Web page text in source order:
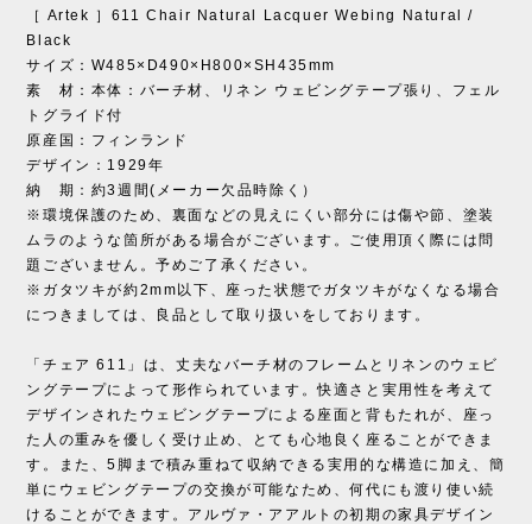
［ Artek ］611 Chair Natural Lacquer Webing Natural /
Black
サイズ：W485×D490×H800×SH435mm
素 材：本体：バーチ材、リネン ウェビングテープ張り、フェル
トグライド付
原産国：フィンランド
デザイン：1929年
納 期：約3週間(メーカー欠品時除く）
※環境保護のため、裏面などの見えにくい部分には傷や節、塗装
ムラのような箇所がある場合がございます。ご使用頂く際には問
題ございません。予めご了承ください。
※ガタツキが約2mm以下、座った状態でガタツキがなくなる場合
につきましては、良品として取り扱いをしております。
「チェア 611」は、丈夫なバーチ材のフレームとリネンのウェビ
ングテープによって形作られています。快適さと実用性を考えて
デザインされたウェビングテープによる座面と背もたれが、座っ
た人の重みを優しく受け止め、とても心地良く座ることができま
す。また、5脚まで積み重ねて収納できる実用的な構造に加え、簡
単にウェビングテープの交換が可能なため、何代にも渡り使い続
けることができます。アルヴァ・アアルトの初期の家具デザイン